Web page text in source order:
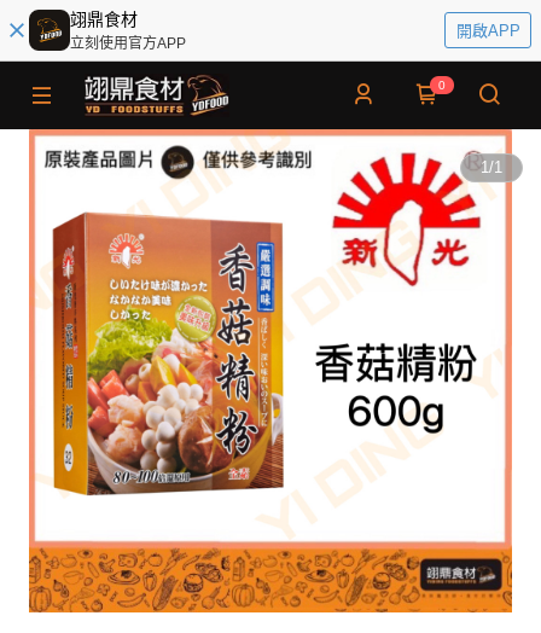
翊鼎食材
立刻使用官方APP
開啟APP
0
1/1